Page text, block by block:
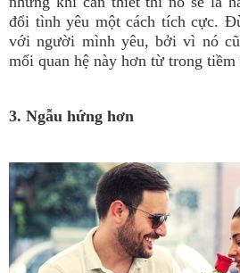
đổi tình yêu một cách tích cực.
với người mình yêu, bởi vì nó
mối quan hệ này hơn từ trong tiềm
3. Ngẫu hứng hơn